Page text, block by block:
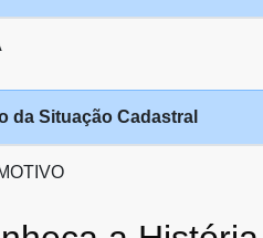
da Situação Cadastral